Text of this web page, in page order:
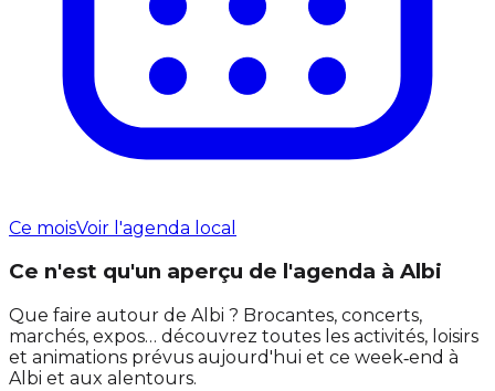
Ce moisVoir l'agenda local
Ce n'est qu'un aperçu de l'agenda à Albi
Que faire autour de Albi ? Brocantes, concerts,
marchés, expos… découvrez toutes les activités, loisirs
et animations prévus aujourd'hui et ce week‑end à
Albi et aux alentours.